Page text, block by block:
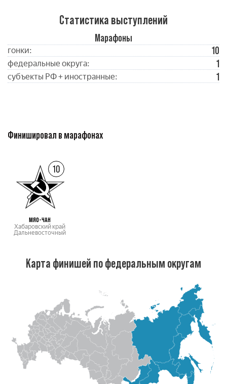
Статистика выступлений
Марафоны
гонки: 10
федеральные округа: 1
субъекты РФ + иностранные: 1
Финишировал в марафонах
10
МЯО-ЧАН
Хабаровский край
Дальневосточный
Карта финишей по федеральным округам